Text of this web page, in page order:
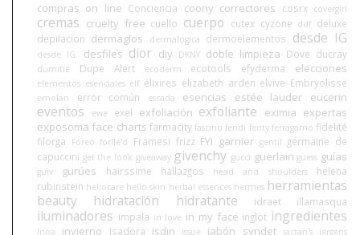
compras on line Conciencia coony correctores cosrx covergirl
cremas cruelty free cuello cuerpo cutex cyzone ddf deluxe
depilacion dermaglos dermalogica dermoelementos desde IG
desde IG. desfiles dior diy DKNY doble limpieza Dove ducray
dumitié Dupe Alert ecoderm ecotools efyderma elecciones
elementos esenciales elf elixires elizabeth arden elvive Embryolisse
emolan error común escada esencias estée lauder eucerin
eventos ewe exel exfoliación exfoliante eximia expertas
exposoma face charts farmacity fascino fendi fenty ferragamo fidelité
filorga
Foreo forlle'd Framesi frizz FYI garnier gentil germaine de
capuccini get the look giveaway givenchy gucci guerlain guess guías
guiv gurúes hairssime hallazgos head and shoulders
helena
rubinstein heliocare hello skin herbal essences hermes herramientas
beauty
hidratación hidratante idraet illamasqua
iluminadores impala in love in my face inglot ingredientes
Inoa invierno Isadora isdin issue jabón syndet jactan's jergens